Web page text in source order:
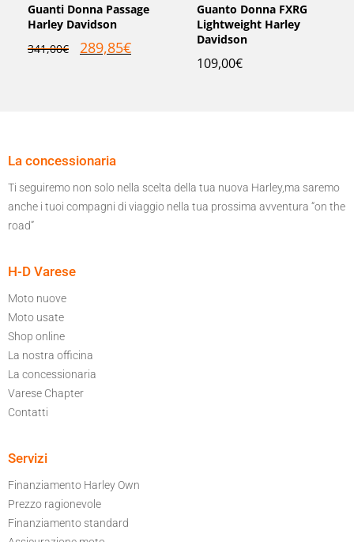
Guanti Donna Passage
Harley Davidson
341,00€ 289,85€
Guanto Donna FXRG
Lightweight Harley
Davidson
109,00€
La concessionaria
Ti seguiremo non solo nella scelta della tua nuova Harley,ma saremo
anche i tuoi compagni di viaggio nella tua prossima avventura “on the
road”
H-D Varese
Moto nuove
Moto usate
Shop online
La nostra officina
La concessionaria
Varese Chapter
Contatti
Servizi
Finanziamento Harley Own
Prezzo ragionevole
Finanziamento standard